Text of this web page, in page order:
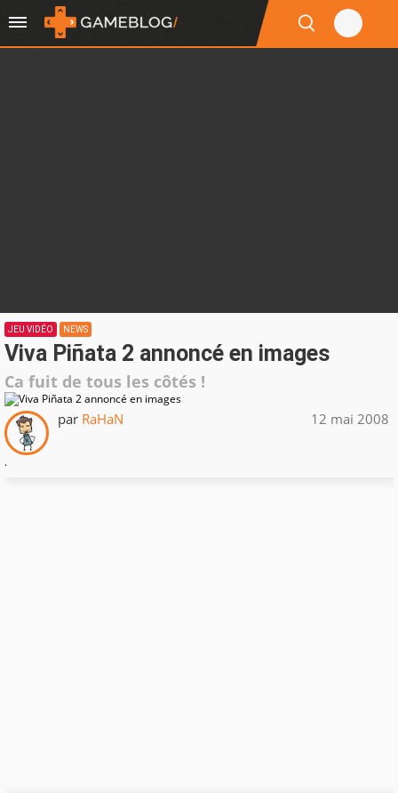
JEU VIDÉO NEWS
Viva Piñata 2 annoncé en images
Ca fuit de tous les côtés !
par RaHaN 12 mai 2008
.